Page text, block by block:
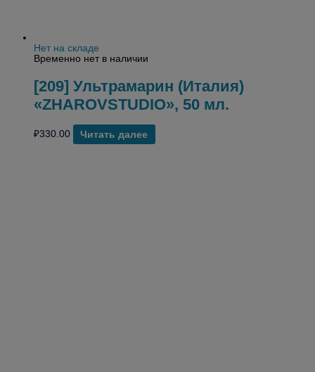
Нет на складе
Временно нет в наличии
[209] Ультрамарин (Италия)
«ZHAROVSTUDIO», 50 мл.
₽330.00 Читать далее